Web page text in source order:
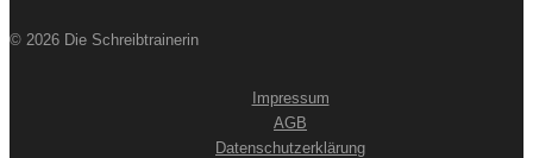
© 2026 Die Schreibtrainerin
Impressum
AGB
Datenschutzerklärung